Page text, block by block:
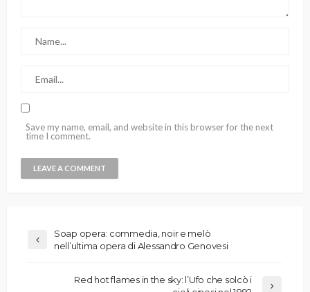
Save my name, email, and website in this browser for the next
time I comment.
Soap opera: commedia, noir e melò
nell’ultima opera di Alessandro Genovesi
Red hot flames in the sky: l’Ufo che solcò i